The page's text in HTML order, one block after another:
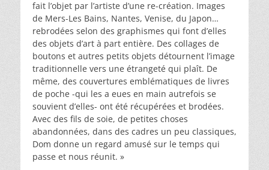
fait l’objet par l’artiste d’une re-création. Images
de Mers-Les Bains, Nantes, Venise, du Japon…
rebrodées selon des graphismes qui font d’elles
des objets d’art à part entière. Des collages de
boutons et autres petits objets détournent l’image
traditionnelle vers une étrangeté qui plaît. De
même, des couvertures emblématiques de livres
de poche -qui les a eues en main autrefois se
souvient d’elles- ont été récupérées et brodées.
Avec des fils de soie, de petites choses
abandonnées, dans des cadres un peu classiques,
Dom donne un regard amusé sur le temps qui
passe et nous réunit. »